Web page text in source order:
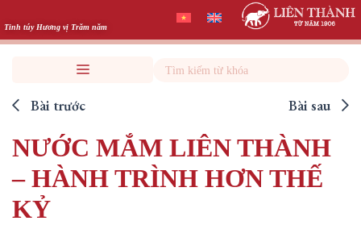
to
content
Tinh túy Hương vị Trăm năm
Search
Bài trước Bài sau
NƯỚC MẮM LIÊN THÀNH
– HÀNH TRÌNH HƠN THẾ
KỶ